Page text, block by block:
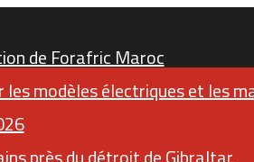
de Forafric Maroc
modèles électriques et les